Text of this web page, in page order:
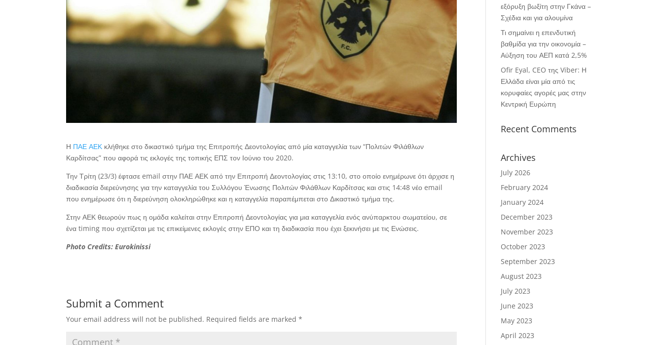
Η ΠΑΕ ΑΕΚ κλήθηκε στο δικαστικό τμήμα της Επιτροπής Δεοντολογίας από μία καταγγελία των “Πολιτών Φιλάθλων
Καρδίτσας” που αφορά τις εκλογές της τοπικής ΕΠΣ τον Ιούνιο του 2020.
Την Τρίτη (23/3) έφτασε email στην ΠΑΕ ΑΕΚ από την Επιτροπή Δεοντολογίας στις 13:10, στο οποίο ενημέρωνε ότι άρχισε η
διαδικασία διερεύνησης για την καταγγελία του Συλλόγου Ένωσης Πολιτών Φιλάθλων Καρδίτσας και στις 14:48 νέο email
που ενημέρωσε ότι η διερεύνηση ολοκληρώθηκε και η καταγγελία παραπέμπεται στο Δικαστικό τμήμα της.
Στην ΑΕΚ θεωρούν πως η ομάδα καλείται στην Επιτροπή Δεοντολογίας για μια καταγγελία ενός ανύπαρκτου σωματείου, σε
ένα timing που σχετίζεται με τις επικείμενες εκλογές στην ΕΠΟ και τη διαδικασία που έχει ξεκινήσει με τις Ενώσεις.
Photo Credits: Eurokinissi
Submit a Comment
Your email address will not be published. Required fields are marked*
εξόρυξη βωξίτη στην Γκάνα –
Σχέδια και για αλουμίνα
Τι σημαίνει η επενδυτική
βαθμίδα για την οικονομία –
Αύξηση του ΑΕΠ κατά 2,5%
Ofir Eyal, CEO της Viber: Η
Ελλάδα είναι μία από τις
κορυφαίες αγορές μας στην
Κεντρική Ευρώπη
Recent Comments
Archives
July 2026
February 2024
January 2024
December 2023
November 2023
October 2023
September 2023
August 2023
July 2023
June 2023
May 2023
April 2023